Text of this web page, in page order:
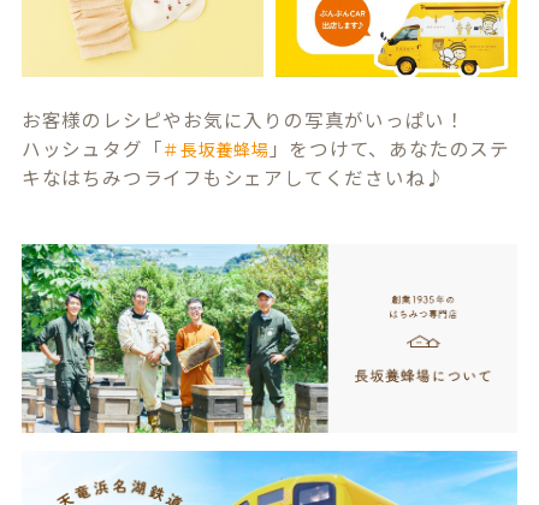
お客様のレシピやお気に入りの写真がいっぱい！
ハッシュタグ「＃長坂養蜂場 」をつけて、あなたのステ
キなはちみつライフもシェアしてくださいね♪